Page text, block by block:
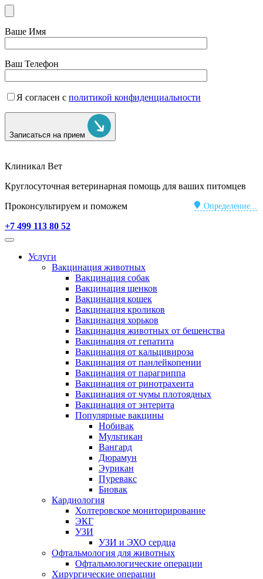
Ваше Имя
Ваш Телефон
Я согласен с политикой конфиденциальности
Записаться на прием
Клиникал Вет
Круглосуточная ветеринарная помощь для ваших питомцев
Определение...
Проконсультируем и поможем
+7 499 113 80 52
Услуги
Вакцинация животных
Вакцинация собак
Вакцинация щенков
Вакцинация кошек
Вакцинация кроликов
Вакцинация хорьков
Вакцинация животных от бешенства
Вакцинация от гепатита
Вакцинация от кальцивироза
Вакцинация от панлейкопении
Вакцинация от парагриппа
Вакцинация от ринотрахеита
Вакцинация от чумы плотоядных
Вакцинация от энтерита
Популярные вакцины
Нобивак
Мультикан
Вангард
Дюрамун
Эурикан
Пуревакс
Биовак
Кардиология
Холтеровское мониторирование
ЭКГ
УЗИ
УЗИ и ЭХО сердца
Офтальмология для животных
Офтальмологические операции
Хирургические операции